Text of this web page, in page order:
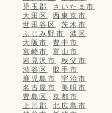
児玉郡
さいたま市
大田区
西東京市
世田谷区
茨木市
ふじみ野市
港区
大阪市
豊中市
宮崎市
富山市
岩見沢市
秩父市
渋谷区
取手市
鹿児島市
宇治市
名古屋市
美唄市
豊島区
京都市
上川郡
北広島市